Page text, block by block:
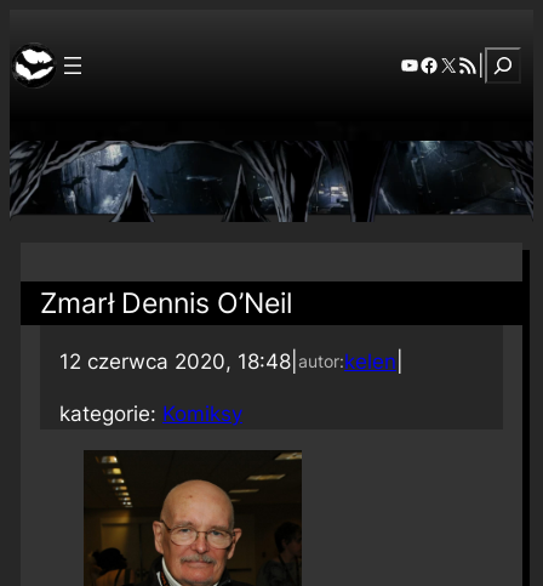
YouTube
Facebook
X RSS Feed
Zmarł Dennis O’Neil
12 czerwca 2020, 18:48| autor:kelen
kategorie: Komiksy